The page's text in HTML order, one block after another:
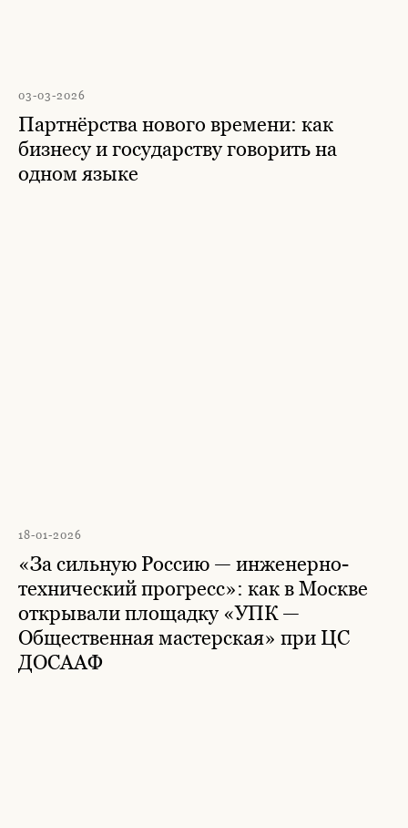
03-03-2026
Партнёрства нового времени: как
бизнесу и государству говорить на
одном языке
18-01-2026
«За сильную Россию — инженерно-
технический прогресс»: как в Москве
открывали площадку «УПК —
Общественная мастерская» при ЦС
ДОСААФ